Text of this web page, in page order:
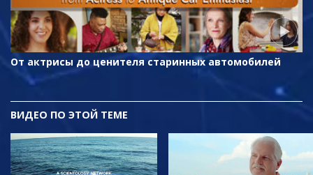
От актрисы до ценителя старинных автомобилей
ВИДЕО ПО ЭТОЙ ТЕМЕ